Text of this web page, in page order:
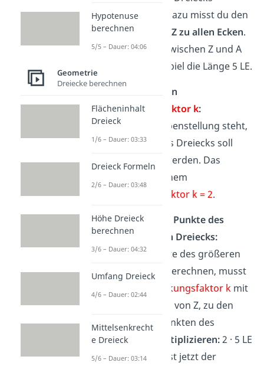
berechnen: Dazu misst du den
Abstand von Z zu allen Ecken.
Die Strecke zwischen Z und A
hat zum Beispiel die Länge 5 LE.
Bestimme den
Streckungsfaktor k:
In der Aufgabenstellung steht,
die Größe des Dreiecks soll
verdoppelt
werden. Das
entspricht einem
Streckungsfaktor k = 2.
Berechne die Punkte des
vergrößerten Dreiecks:
Um die Punkte des größeren
Dreiecks zu berechnen, musst
Streckungsfaktor kmit
von Z, zu den
jeweiligen Punkten des
Dreiecks
multiplizieren:2 · 5 LE
= 10 LE. Das ist jetzt der
Hypotenuse
berechnen
5/5 – Dauer: 04:06
Geometrie
Dreiecke berechnen
Flächeninhalt
Dreieck
1/6 – Dauer: 03:33
Dreieck Formeln
2/6 – Dauer: 03:48
Höhe Dreieck
berechnen
3/6 – Dauer: 04:32
Umfang Dreieck
4/6 – Dauer: 02:44
Mittelsenkrecht
e Dreieck
5/6 – Dauer: 03:14